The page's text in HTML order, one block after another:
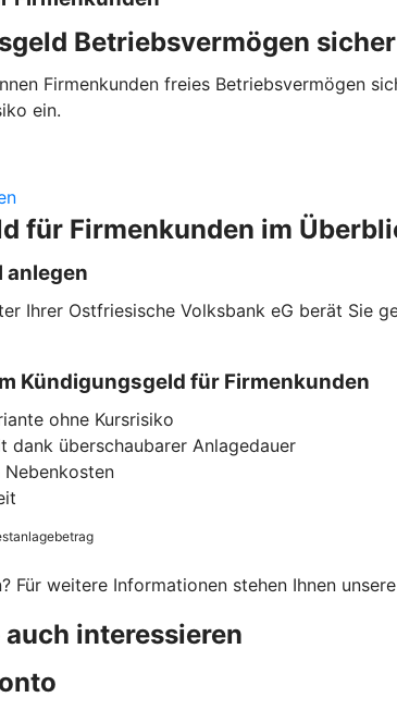
Betriebsvermögen
Firmenkunden freies Betriebsvermögen
ein.
für Firmenkunden im
anlegen
Ihrer Ostfriesische Volksbank eG berät Sie
Kündigungsgeld für Firmenkunden
ohne Kursrisiko
dank überschaubarer Anlagedauer
Nebenkosten
Für weitere Informationen stehen Ihnen
auch interessieren